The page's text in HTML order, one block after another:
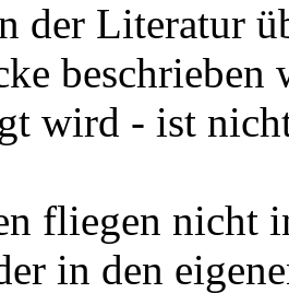
der Literatur
wird - ist
fliegen nicht
in den